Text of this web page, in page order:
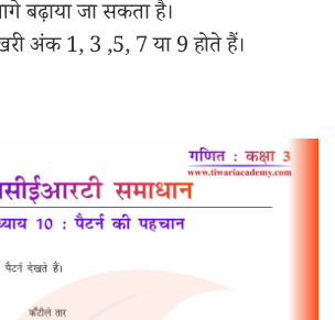
बढ़ाया जा सकता है।
अंक 1, 3 ,5, 7 या 9 होते हैं।